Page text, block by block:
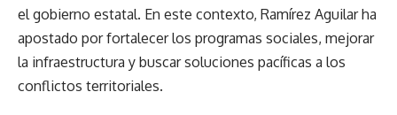
el gobierno estatal. En este contexto, Ramírez Aguilar ha
apostado por fortalecer los programas sociales, mejorar
la infraestructura y buscar soluciones pacíficas a los
conflictos territoriales.